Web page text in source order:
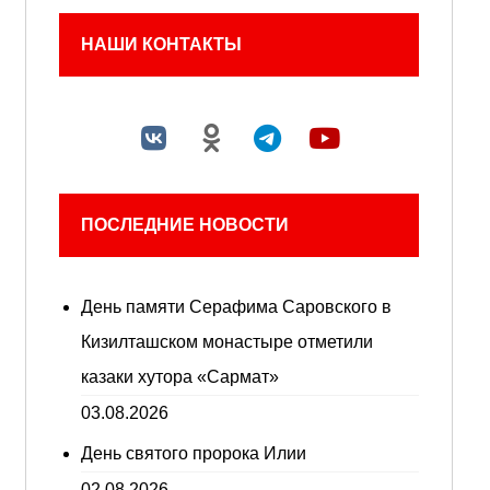
НАШИ КОНТАКТЫ
ПОСЛЕДНИЕ НОВОСТИ
День памяти Серафима Саровского в
Кизилташском монастыре отметили
казаки хутора «Сармат»
03.08.2026
День святого пророка Илии